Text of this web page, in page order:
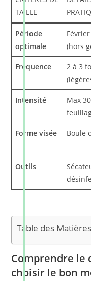
TAILLE
Période
optimale
(hors
Fréquence
2 à 3
Intensité
Max
Forme visée Boule
Outils
Table des Matières
Comprendre le
choisir le bon